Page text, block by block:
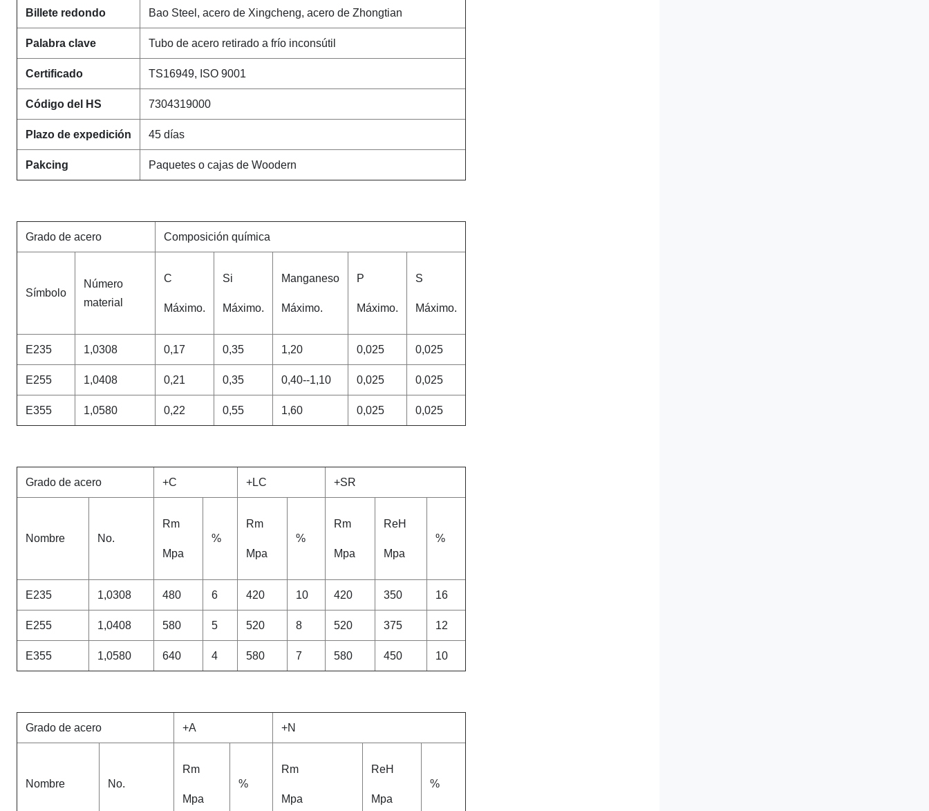
Billete redondo Bao Steel, acero de Xingcheng, acero de Zhongtian
Palabra clave Tubo de acero retirado a frío inconsútil
Certificado TS16949, ISO 9001
Código del HS 7304319000
Plazo de expedición 45 días
Pakcing Paquetes o cajas de Woodern
Grado de acero Composición química
Símbolo
Número
material
C
Máximo.
Si
Máximo.
Manganeso
Máximo.
P
Máximo.
S
Máximo.
E235 1,0308 0,17 0,35 1,20 0,025 0,025
E255 1,0408 0,21 0,35 0,40--1,10 0,025 0,025
E355 1,0580 0,22 0,55 1,60 0,025 0,025
Grado de acero +C +LC +SR
Nombre No.
Rm
Mpa
%
Rm
Mpa
%
Rm
Mpa
ReH
Mpa
%
E235 1,0308 480 6 420 10 420 350 16
E255 1,0408 580 5 520 8 520 375 12
E355 1,0580 640 4 580 7 580 450 10
Grado de acero +A +N
Nombre No.
Rm
Mpa
%
Rm
Mpa
ReH
Mpa
%